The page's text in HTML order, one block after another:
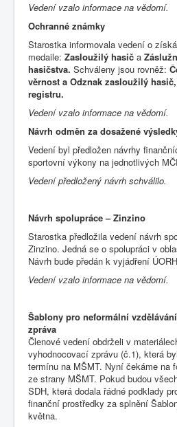
Vedení vzalo informace na vědomí.
Ochranné známky
Starostka informovala vedení o
medaile: Zasloužilý hasič a
hasičstva. Schváleny jsou rovněž:
věrnost a Odznak zasloužilý
registru.
Vedení vzalo informace na vědomí.
Návrh odměn za dosažené
Vedení byl předložen návrhy
sportovní výkony na jednotlivých
Vedení předložený návrh schválilo.
Návrh spolupráce – Zinzino
Starostka předložila vedení návrh
Zinzino. Jedná se o spolupráci v
Návrh bude předán k vyjádření
Vedení vzalo informace na vědomí.
Šablony pro neformální
zpráva
Členové vedení obdrželi v
vyhodnocovací zprávu (č.1), která
termínu na MŠMT. Nyní čekáme na
ze strany MŠMT. Pokud budou
SDH, která dodala řádné podklady
finanční prostředky za splnění
května.